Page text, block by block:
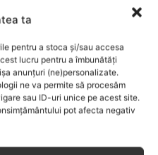
ta
pentru a stoca și/sau accesa
lucru pentru a îmbunătăți
anunțuri (ne)personalizate.
ne va permite să procesăm
sau ID-uri unice pe acest site.
pot afecta negativ
valoroși ai țării. ÎNVAŢĂ
soluţii de prevenire a
a părinţilor.